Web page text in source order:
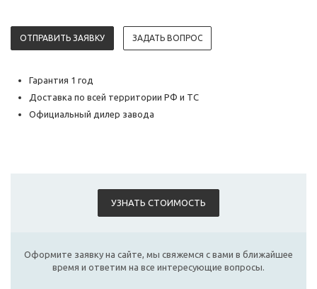
ОТПРАВИТЬ ЗАЯВКУ ЗАДАТЬ ВОПРОС
Гарантия 1 год
Доставка по всей территории РФ и ТС
Официальный дилер завода
УЗНАТЬ СТОИМОСТЬ
Оформите заявку на сайте, мы свяжемся с вами в ближайшее
время и ответим на все интересующие вопросы.